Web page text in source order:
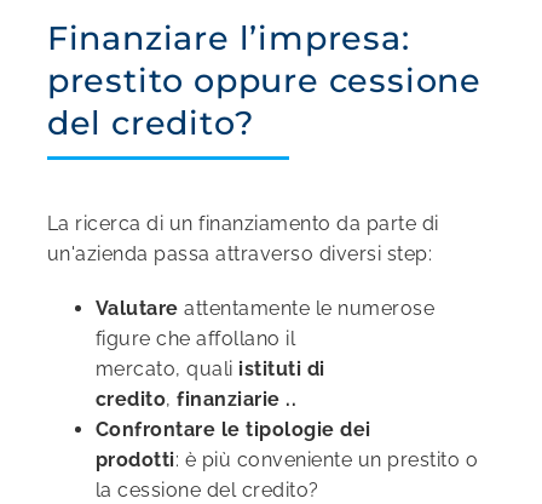
Finanziare l’impresa:
prestito oppure cessione
del credito?
La ricerca di un finanziamento da parte di
un'azienda passa attraverso diversi step:
Valutareattentamente le numerose
figure che affollano il
mercato, quali istituti di
credito,finanziarie ..
Confrontare le tipologie dei
prodotti: è più conveniente un prestito o
la cessione del credito?